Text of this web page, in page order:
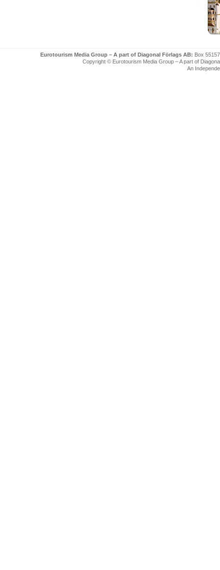
Eurotourism Media Group – A part of Diagonal Förlags AB: Box
Copyright © Eurotourism Media Group – A part of
An